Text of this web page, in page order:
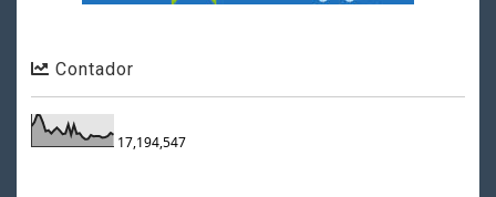
Contador
17,194,547